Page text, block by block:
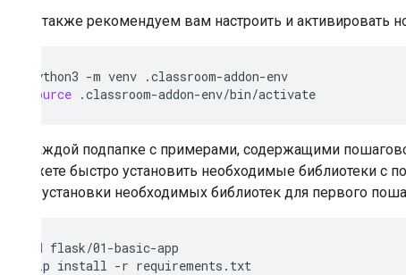
Мы также рекомендуем вам настроить и активировать
python3 -m venv .classroom-addon-env
source .classroom-addon-env/bin/activate
В каждой подпапке с примерами, содержащими
можете быстро установить необходимые библиотеки с
для установки необходимых библиотек для первого
cd flask/01-basic-app
pip install -r requirements.txt